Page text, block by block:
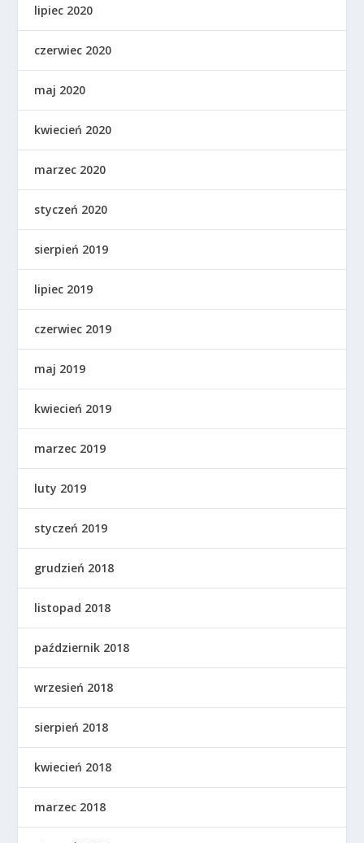
lipiec 2020
czerwiec 2020
maj 2020
kwiecień 2020
marzec 2020
styczeń 2020
sierpień 2019
lipiec 2019
czerwiec 2019
maj 2019
kwiecień 2019
marzec 2019
luty 2019
styczeń 2019
grudzień 2018
listopad 2018
październik 2018
wrzesień 2018
sierpień 2018
kwiecień 2018
marzec 2018